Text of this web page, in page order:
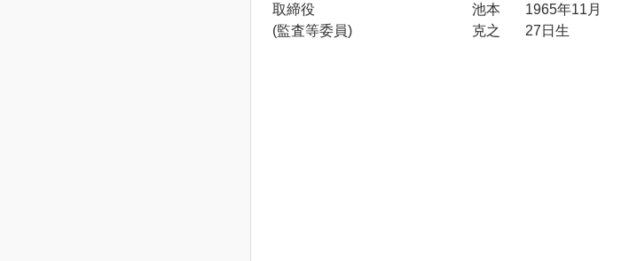
取締役
(監査等委員)
池本
克之
1965年11月
27日生